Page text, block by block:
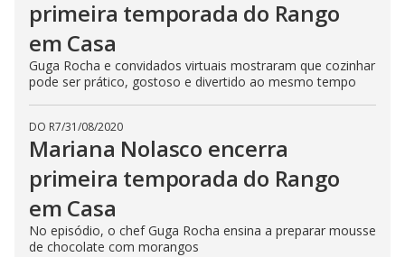
primeira temporada do Rango
em Casa
Guga Rocha e convidados virtuais mostraram que cozinhar
pode ser prático, gostoso e divertido ao mesmo tempo
DO R7/31/08/2020
Mariana Nolasco encerra
primeira temporada do Rango
em Casa
No episódio, o chef Guga Rocha ensina a preparar mousse
de chocolate com morangos